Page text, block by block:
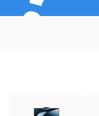
Повреждение жесткого